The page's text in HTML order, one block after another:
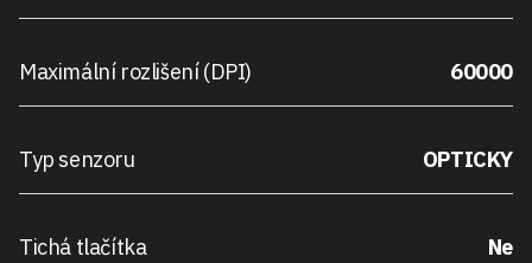
Maximální rozlišení (DPI) 60000
Typ senzoru OPTICKY
Tichá tlačítka Ne